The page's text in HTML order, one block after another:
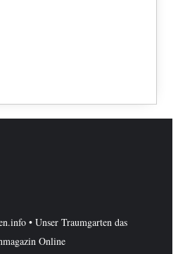
• Unser Traumgarten das
Online